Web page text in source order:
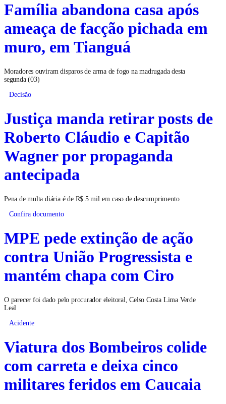
Família abandona casa após
ameaça de facção pichada em
muro, em Tianguá
Moradores ouviram disparos de arma de fogo na madrugada desta
segunda (03)
Decisão
Justiça manda retirar posts de
Roberto Cláudio e Capitão
Wagner por propaganda
antecipada
Pena de multa diária é de R$ 5 mil em caso de descumprimento
Confira documento
MPE pede extinção de ação
contra União Progressista e
mantém chapa com Ciro
O parecer foi dado pelo procurador eleitoral, Celso Costa Lima Verde
Leal
Acidente
Viatura dos Bombeiros colide
com carreta e deixa cinco
militares feridos em Caucaia